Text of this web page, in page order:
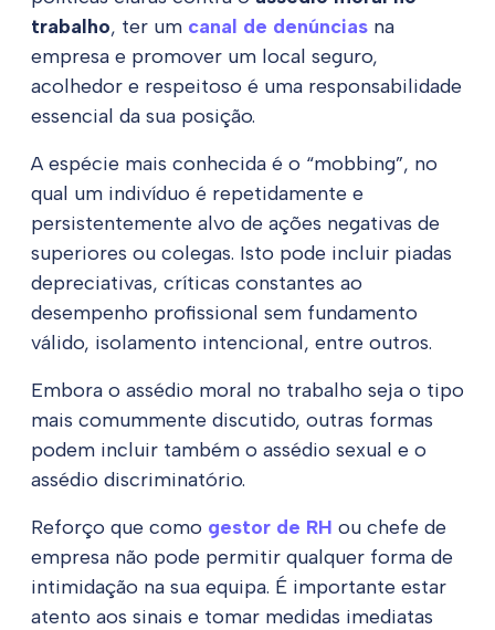
trabalho, ter um canal de denúncias na
empresa e promover um local seguro,
acolhedor e respeitoso é uma responsabilidade
essencial da sua posição.
A espécie mais conhecida é o “mobbing”, no
qual um indivíduo é repetidamente e
persistentemente alvo de ações negativas de
superiores ou colegas. Isto pode incluir piadas
depreciativas, críticas constantes ao
desempenho profissional sem fundamento
válido, isolamento intencional, entre outros.
Embora o assédio moral no trabalho seja o tipo
mais comummente discutido, outras formas
podem incluir também o assédio sexual e o
assédio discriminatório.
Reforço que como gestor de RH ou chefe de
empresa não pode permitir qualquer forma de
intimidação na sua equipa. É importante estar
atento aos sinais e tomar medidas imediatas